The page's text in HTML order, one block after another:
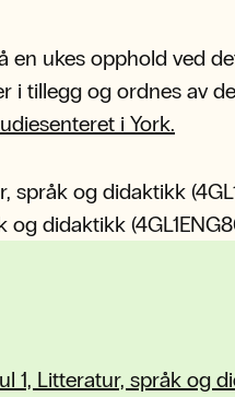
en ukes opphold ved
i tillegg og ordnes av
i York.
og didaktikk
didaktikk
1, Litteratur, språk og